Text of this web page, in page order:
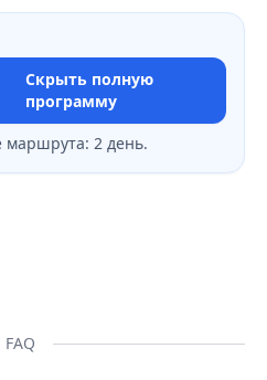
Скрыть полную
программу
маршрута: 2 день.
FAQ